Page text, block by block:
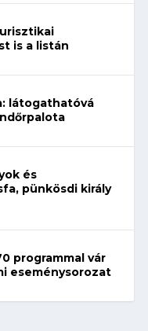
is a listán
látogathatóvá
és
pünkösdi király
programmal vár
eseménysorozat